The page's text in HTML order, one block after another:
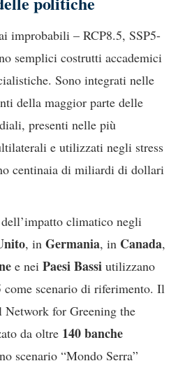
improbabili – RCP8.5, SSP5-
semplici costrutti accademici
Sono integrati nelle
della maggior parte delle
presenti nelle più
e utilizzati negli stress
centinaia di miliardi di dollari
climatico negli
, in Germania, in Canada,
e nei Paesi Bassi utilizzano
come scenario di riferimento. Il
for Greening the
da oltre 140 banche
scenario “Mondo Serra”